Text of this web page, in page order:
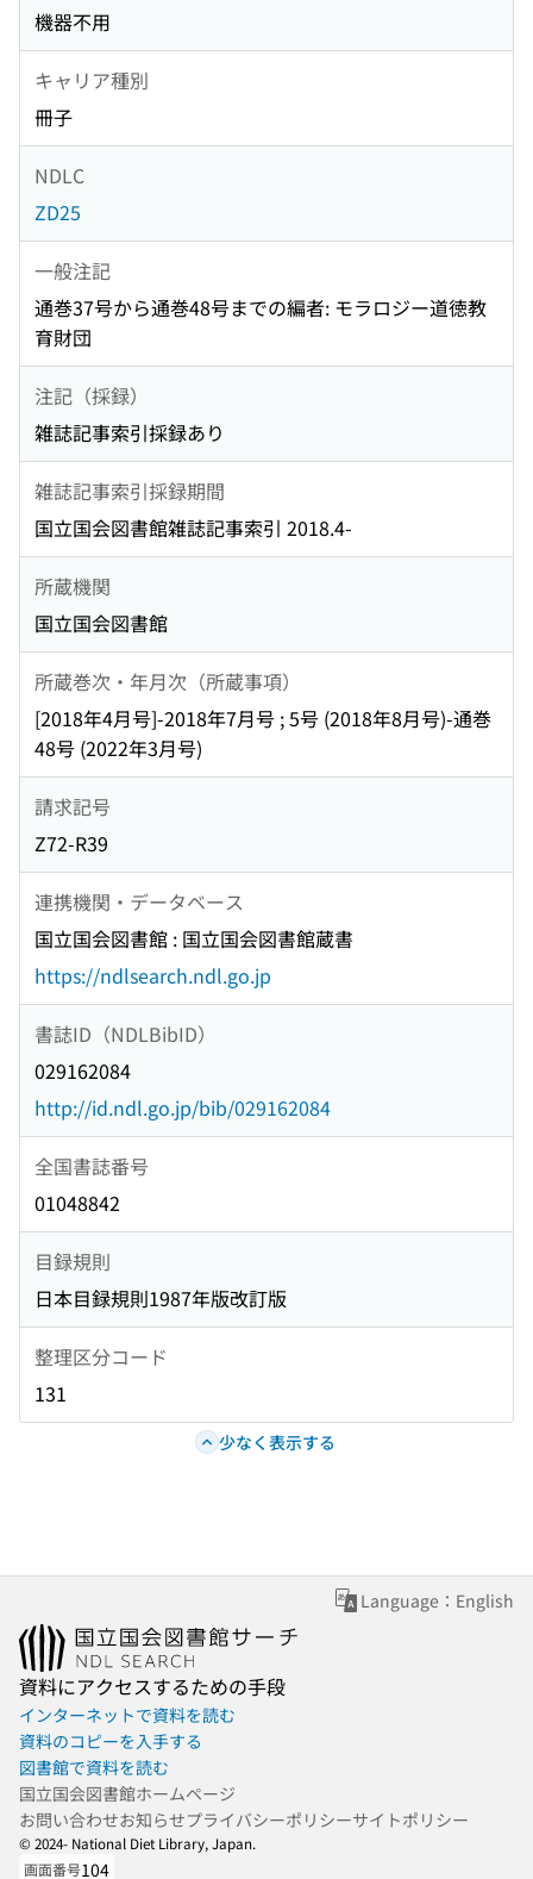
機器不用
キャリア種別
冊子
NDLC
ZD25
一般注記
通巻37号から通巻48号までの編者: モラロジー道徳教
育財団
注記（採録）
雑誌記事索引採録あり
雑誌記事索引採録期間
国立国会図書館雑誌記事索引 2018.4-
所蔵機関
国立国会図書館
所蔵巻次・年月次（所蔵事項）
[2018年4月号]-2018年7月号 ; 5号 (2018年8月号)-通巻
48号 (2022年3月号)
請求記号
Z72-R39
連携機関・データベース
国立国会図書館 : 国立国会図書館蔵書
https://ndlsearch.ndl.go.jp
書誌ID（NDLBibID）
029162084
http://id.ndl.go.jp/bib/029162084
全国書誌番号
01048842
目録規則
日本目録規則1987年版改訂版
整理区分コード
131
少なく表示する
Language：English
資料にアクセスするための手段
インターネットで資料を読む
資料のコピーを入手する
図書館で資料を読む
国立国会図書館ホームページ
お問い合わせお知らせプライバシーポリシーサイトポリシー
© 2024- National Diet Library, Japan.
画面番号104